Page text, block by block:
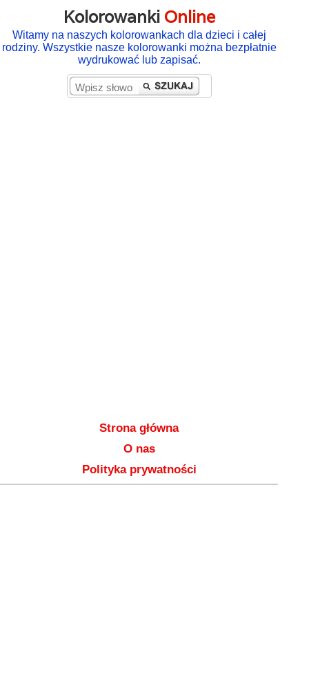
Kolorowanki Online
Witamy na naszych kolorowankach dla dzieci i całej
rodziny. Wszystkie nasze kolorowanki można bezpłatnie
wydrukować lub zapisać.
Strona główna
O nas
Polityka prywatności